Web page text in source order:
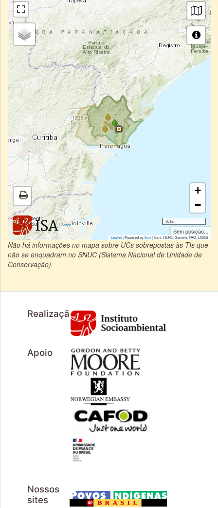
|Sobre
+
−
50 km
Sem posição...
Leaflet| Powered byEsri|Esri, HERE, Garmin, FAO, USGS
Não há informações no mapa sobre UCs sobrepostas às TIs que
não se enquadram no SNUC (Sistema Nacional de Unidade de
Conservação).